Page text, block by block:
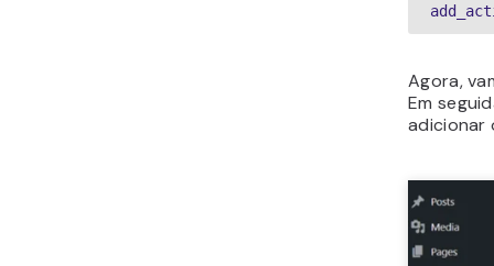
Agora,
Em
adicionar